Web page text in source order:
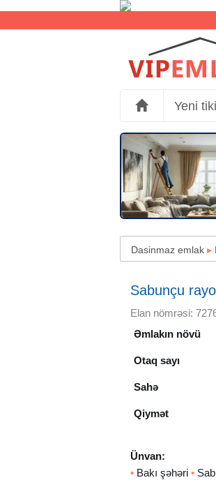
Yeni
Dasinmaz emlak ▸
Sabunçu
Elan nömrəsi:
Əmlakın növü
Otaq sayı
Sahə
Qiymət
Ünvan:
• Bakı şəhəri •